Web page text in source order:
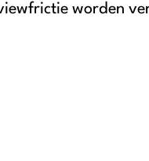
worden